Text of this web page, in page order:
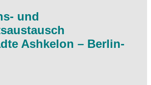
und
Ashkelon – Berlin-